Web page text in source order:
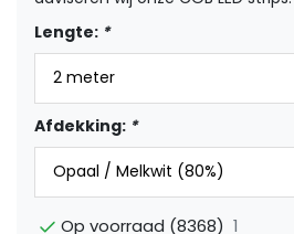
Lengte: *
Afdekking: *
Op voorraad (8368) 1